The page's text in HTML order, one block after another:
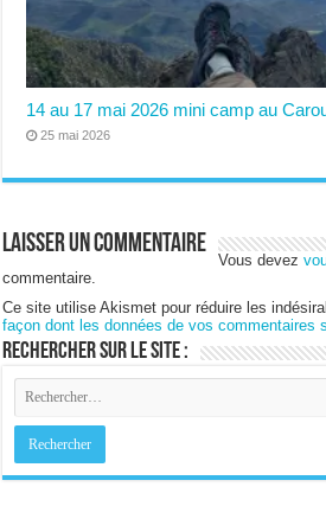
14 au 17 mai 2026 mini camp au
25 mai 2026
Laisser un commentaire
Vous devez
commentaire.
Ce site utilise Akismet pour réduire les
façon dont les données de vos commentaires
Rechercher sur le site :